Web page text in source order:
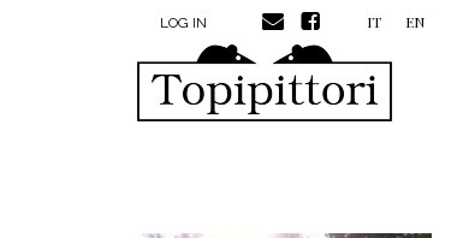
Skip to main contentMENU PROFILO UTENTE
LOG IN IT EN